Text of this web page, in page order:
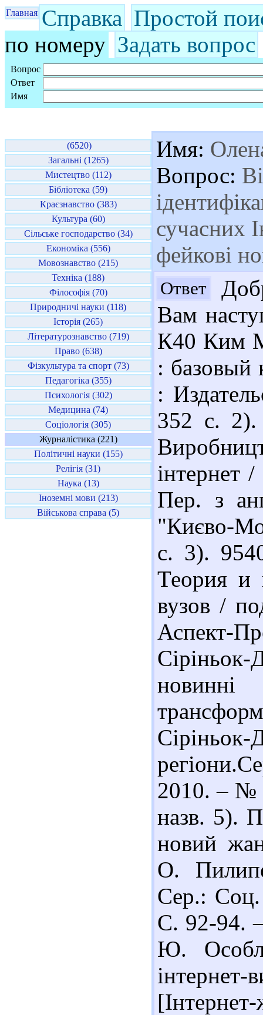
Главная Справка Простой
по номеру Задать вопрос
Вопрос
Ответ
Имя
(6520)
Загальні (1265)
Мистецтво (112)
Бібліотека (59)
Краєзнавство (383)
Культура (60)
Сільське господарство (34)
Економіка (556)
Мовознавство (215)
Техніка (188)
Філософія (70)
Природничі науки (118)
Історія (265)
Літературознавство (719)
Право (638)
Фізкультура та спорт (73)
Педагогіка (355)
Психологія (302)
Медицина (74)
Соціологія (305)
Журналістика (221)
Політичні науки (155)
Релігія (31)
Наука (13)
Іноземні мови (213)
Військова справа (5)
Имя:
Вопрос:
сучасних
фейкові
Ответ
Вам
К40 Ким
:
:
352 с.
інтернет
Пер. з
"Києво-
с. 3).
Теория и
вузов /
2010. – №
назв. 5).
новий
О.
Сер.:
С. 92-94. –
Ю.